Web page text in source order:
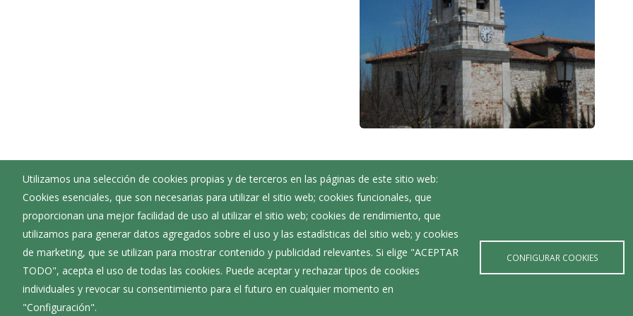
Utilizamos una selección de cookies propias y de terceros en las páginas de este sitio web:
Cookies esenciales, que son necesarias para utilizar el sitio web; cookies funcionales, que
proporcionan una mejor facilidad de uso al utilizar el sitio web; cookies de rendimiento, que
utilizamos para generar datos agregados sobre el uso y las estadísticas del sitio web; y cookies
de marketing, que se utilizan para mostrar contenido y publicidad relevantes. Si elige "ACEPTAR
TODO", acepta el uso de todas las cookies. Puede aceptar y rechazar tipos de cookies
individuales y revocar su consentimiento para el futuro en cualquier momento en
"Configuración".
CONFIGURAR COOKIES
Ayuntamiento de Villafranca Montes de Oca
: Calle Mayor 72 - 09257
: 947582072
: villafrancamontesdeoca@diputaciondeburgos.net
Corporación Municipal
Teléfonos de interés